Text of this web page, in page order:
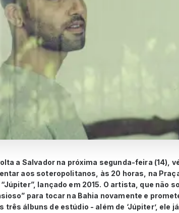
a Salvador na próxima segunda-feira (14),
aos soteropolitanos, às 20 horas, na
lançado em 2015. O artista, que não
para tocar na Bahia novamente e
álbuns de estúdio - além de ‘Júpiter’, ele